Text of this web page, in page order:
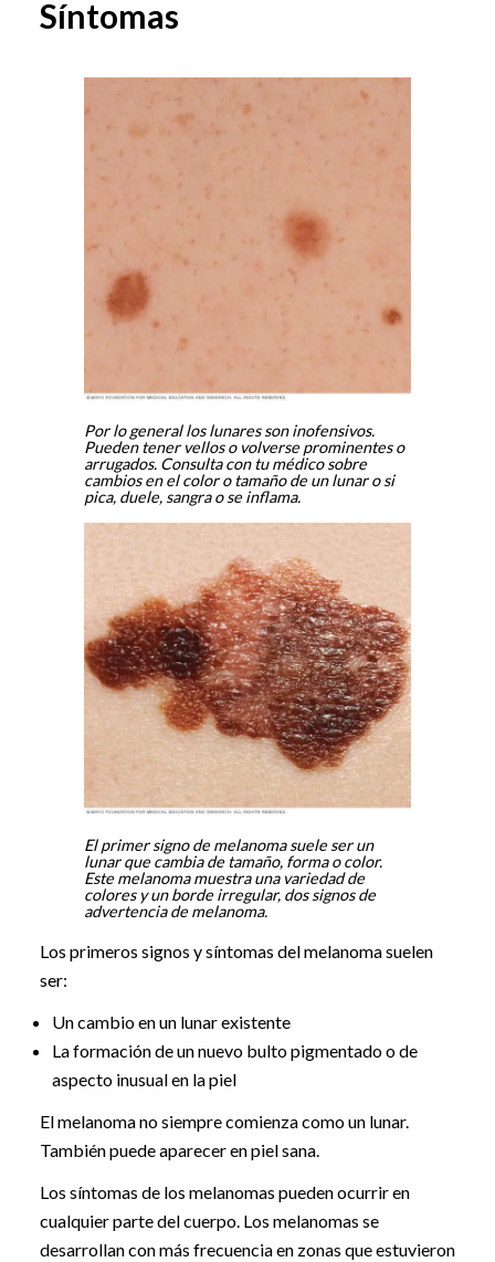
Síntomas
Por lo general los lunares son inofensivos.
Pueden tener vellos o volverse prominentes o
arrugados. Consulta con tu médico sobre
cambios en el color o tamaño de un lunar o si
pica, duele, sangra o se inflama.
El primer signo de melanoma suele ser un
lunar que cambia de tamaño, forma o color.
Este melanoma muestra una variedad de
colores y un borde irregular, dos signos de
advertencia de melanoma.
Los primeros signos y síntomas del melanoma suelen
ser:
Un cambio en un lunar existente
La formación de un nuevo bulto pigmentado o de
aspecto inusual en la piel
El melanoma no siempre comienza como un lunar.
También puede aparecer en piel sana.
Los síntomas de los melanomas pueden ocurrir en
cualquier parte del cuerpo. Los melanomas se
desarrollan con más frecuencia en zonas que estuvieron